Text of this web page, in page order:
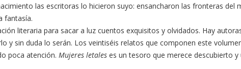
las escritoras lo hicieron suyo: ensancharon las fronteras
fantasía.
literaria para sacar a luz cuentos exquisitos y olvidados. Hay
y sin duda lo serán. Los veintiséis relatos que componen este
poca atención. Mujeres letales es un tesoro que merece descubierto